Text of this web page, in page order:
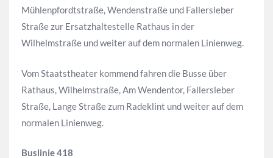
Mühlenpfordtstraße, Wendenstraße und Fallersleber
Straße zur Ersatzhaltestelle Rathaus in der
Wilhelmstraße und weiter auf dem normalen Linienweg.
Vom Staatstheater kommend fahren die Busse über
Rathaus, Wilhelmstraße, Am Wendentor, Fallersleber
Straße, Lange Straße zum Radeklint und weiter auf dem
normalen Linienweg.
Buslinie 418